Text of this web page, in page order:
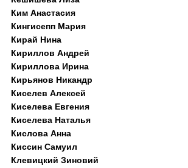
Ким Анастасия
Кингисепп Мария
Кирай Нина
Кириллов Андрей
Кириллова Ирина
Кирьянов Никандр
Киселев Алексей
Киселева Евгения
Киселева Наталья
Кислова Анна
Киссин Самуил
Клевицкий Зиновий